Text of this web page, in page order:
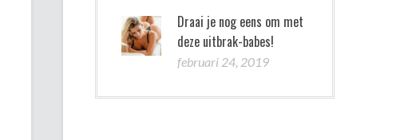
Draai je nog eens om met
deze uitbrak-babes!
februari 24, 2019